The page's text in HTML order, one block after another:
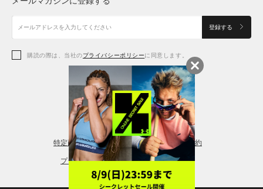
アクセサリー
アクセサリー
シューズ
アクセサリー
レギンス＆タイツ
シューズ
登録する
購読の際は、当社のプライバシーポリシーに同意します。
特定商取引法に基づく通販の表記 会員規約
プライバシーポリシー